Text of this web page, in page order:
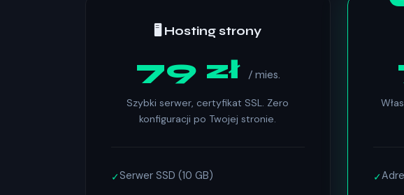
🖥️ Hosting strony
79 zł / mies.
Szybki serwer, certyfikat SSL. Zero
konfiguracji po Twojej stronie.
✓Serwer SSD (10 GB) ✓